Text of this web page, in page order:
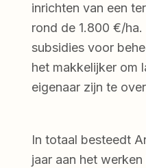
inrichten van een
rond de 1.800 €/
subsidies voor
het makkelijker om
eigenaar zijn te
In totaal besteedt
jaar aan het